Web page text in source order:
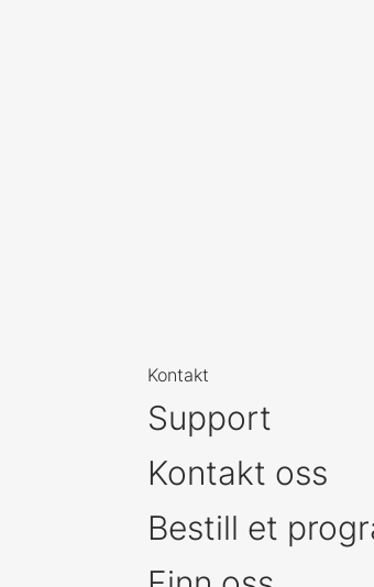
Kontakt
Support
Kontakt oss
Bestill et